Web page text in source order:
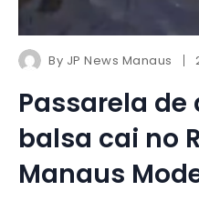
By JP News Manaus
Passarela de
balsa cai no
Manaus